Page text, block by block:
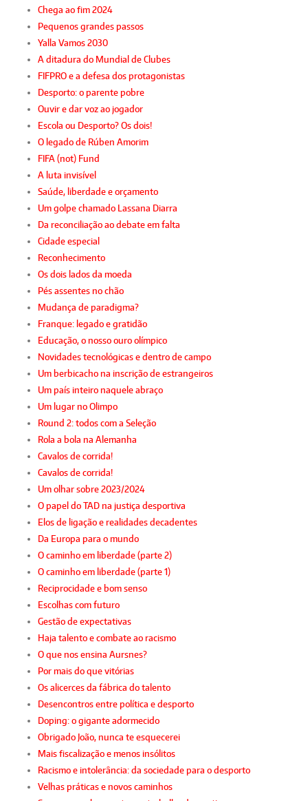
Chega ao fim 2024
Pequenos grandes passos
Yalla Vamos 2030
A ditadura do Mundial de Clubes
FIFPRO e a defesa dos protagonistas
Desporto: o parente pobre
Ouvir e dar voz ao jogador
Escola ou Desporto? Os dois!
O legado de Rúben Amorim
FIFA (not) Fund
A luta invisível
Saúde, liberdade e orçamento
Um golpe chamado Lassana Diarra
Da reconciliação ao debate em falta
Cidade especial
Reconhecimento
Os dois lados da moeda
Pés assentes no chão
Mudança de paradigma?
Franque: legado e gratidão
Educação, o nosso ouro olímpico
Novidades tecnológicas e dentro de campo
Um berbicacho na inscrição de estrangeiros
Um país inteiro naquele abraço
Um lugar no Olimpo
Round 2: todos com a Seleção
Rola a bola na Alemanha
Cavalos de corrida!
Cavalos de corrida!
Um olhar sobre 2023/2024
O papel do TAD na justiça desportiva
Elos de ligação e realidades decadentes
Da Europa para o mundo
O caminho em liberdade (parte 2)
O caminho em liberdade (parte 1)
Reciprocidade e bom senso
Escolhas com futuro
Gestão de expectativas
Haja talento e combate ao racismo
O que nos ensina Aursnes?
Por mais do que vitórias
Os alicerces da fábrica do talento
Desencontros entre política e desporto
Doping: o gigante adormecido
Obrigado João, nunca te esquecerei
Mais fiscalização e menos insólitos
Racismo e intolerância: da sociedade para o desporto
Velhas práticas e novos caminhos